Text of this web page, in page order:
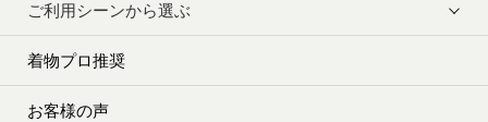
ご利用シーンから選ぶ
着物プロ推奨
お客様の声